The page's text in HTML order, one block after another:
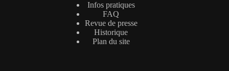
Infos pratiques
FAQ
Revue de presse
Historique
Plan du site